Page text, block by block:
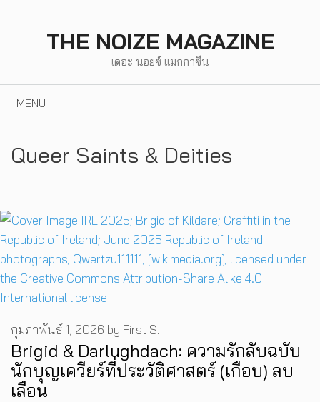
THE NOIZE MAGAZINE
เดอะ นอยซ์ แมกกาซีน
MENU
Queer Saints & Deities
Brigid & Darlughdach: ความรักลับฉบับ
นักบุญเควียร์ที่ประวัติศาสตร์ (เกือบ) ลบ
เลือน
กุมภาพันธ์ 1, 2026 by First S.